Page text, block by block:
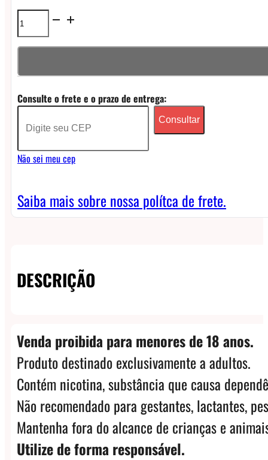
Líquido
Magna
-
Double
Mango
quantidade
Consulte o frete e o prazo de entrega:
Consultar
Não sei meu cep
Saiba mais sobre nossa polítca de frete.
DESCRIÇÃO
Venda proibida para menores de 18 anos.
Produto destinado exclusivamente a adultos.
Contém nicotina, substância que causa
Não recomendado para gestantes, lactantes,
Mantenha fora do alcance de crianças e
Utilize de forma responsável.